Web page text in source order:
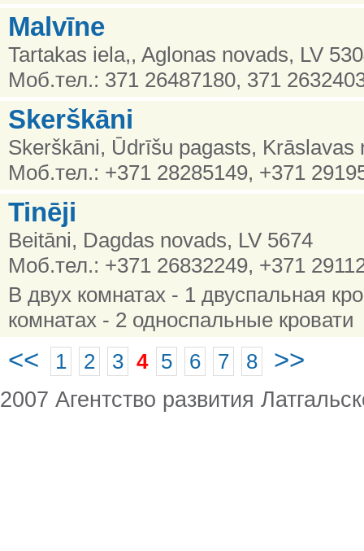
Malvīne
Tartakas iela,, Aglonas novads, LV
Моб.тел.: 371 26487180, 371
Skerškāni
Skerškāni, Ūdrīšu pagasts, Krāslavas
Моб.тел.: +371 28285149, +371
Tinēji
Beitāni, Dagdas novads, LV 5674
Моб.тел.: +371 26832249, +371
В двух комнатах - 1 двуспальная
комнатах - 2 односпальные кровати
<< 1 2 3 4 5 6 7 8 >>
2007 Агентство развития